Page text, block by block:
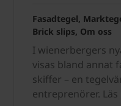
Fasadtegel,
Brick slips, Om oss
I wienerbergers
visas bland annat
skiffer – en
entreprenörer. Läs